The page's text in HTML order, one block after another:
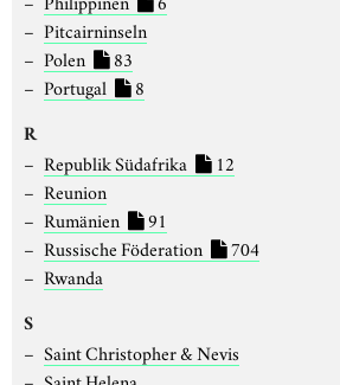
Pitcairninseln
Polen
83
Portugal
8
R
Republik Südafrika
12
Reunion
Rumänien
91
Russische Föderation
704
Rwanda
S
Saint Christopher & Nevis